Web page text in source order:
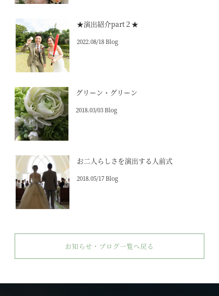
★演出紹介part２★
2022.08/18 Blog
グリーン・グリーン
2018.03/03 Blog
お二人らしさを演出する人前式
2018.05/17 Blog
お知らせ・ブログ一覧へ戻る